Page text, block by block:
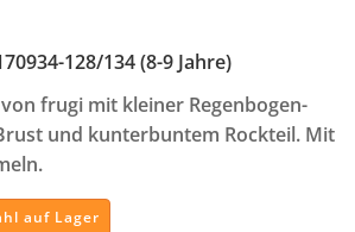
128/134 (8-9 Jahre)
frugi mit kleiner Regenbogen-
und kunterbuntem Rockteil. Mit
auf Lager